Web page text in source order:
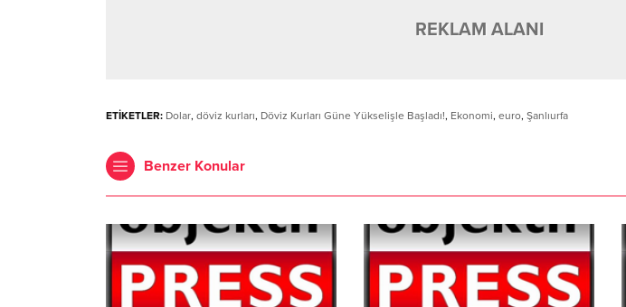
REKLAM ALANI
ETİKETLER: Dolar, döviz kurları, Döviz Kurları Güne Yükselişle Başladı!, Ekonomi, euro, Şanlıurfa
Benzer Konular